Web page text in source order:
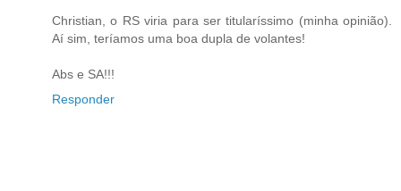
Christian, o RS viria para ser titularíssimo (minha opinião).
Aí sim, teríamos uma boa dupla de volantes!
Abs e SA!!!
Responder